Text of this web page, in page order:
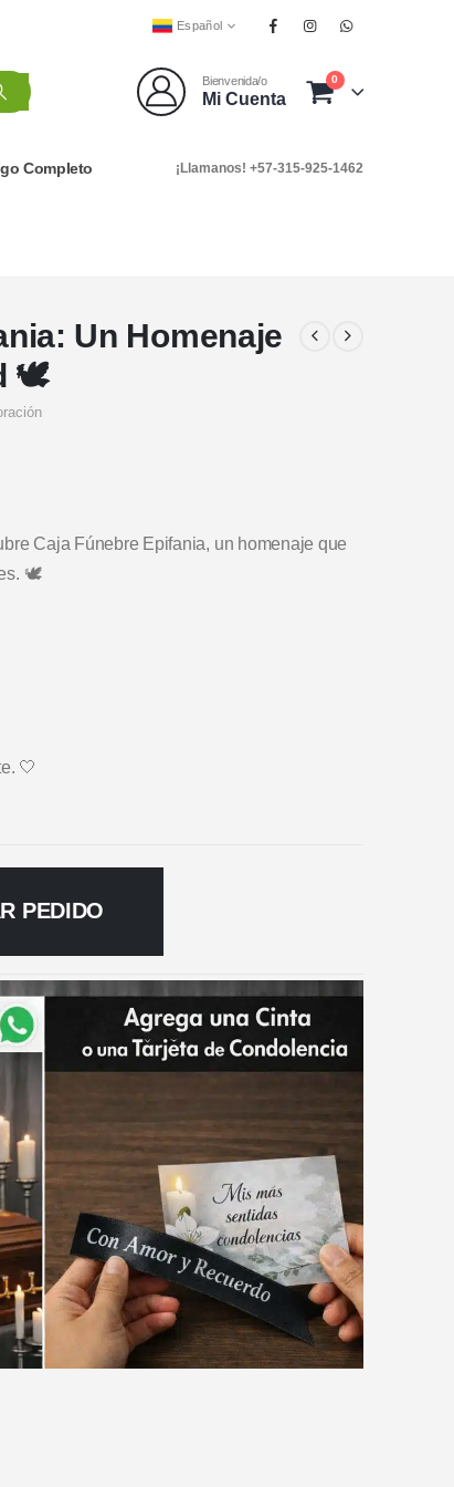
Español
Bienvenida/o
Mi Cuenta
0
Completo ¡Llamanos! +57-315-925-1462
Un Homenaje
🕊️
Caja Fúnebre Epifania, un homenaje que
🕊️
🤍
PEDIDO